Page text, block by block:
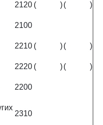
2120 ( )( )
2100
2210 ( )( )
2220 ( )( )
2200
2310